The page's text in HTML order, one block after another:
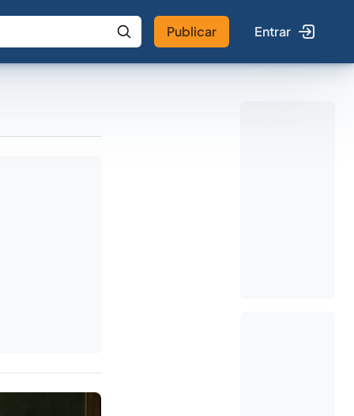
IA Buscar no Jus
Publicar Entrar